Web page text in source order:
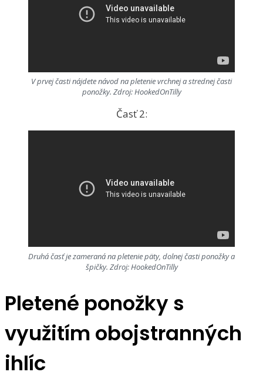
V prvej časti nájdete návod na pletenie vrchnej a strednej časti
ponožky. Zdroj: HookedOnTilly
Časť 2:
Druhá časť je zameraná na pletenie päty, dolnej časti ponožky a
špičky. Zdroj: HookedOnTilly
Pletené ponožky s
využitím obojstranných
ihlíc